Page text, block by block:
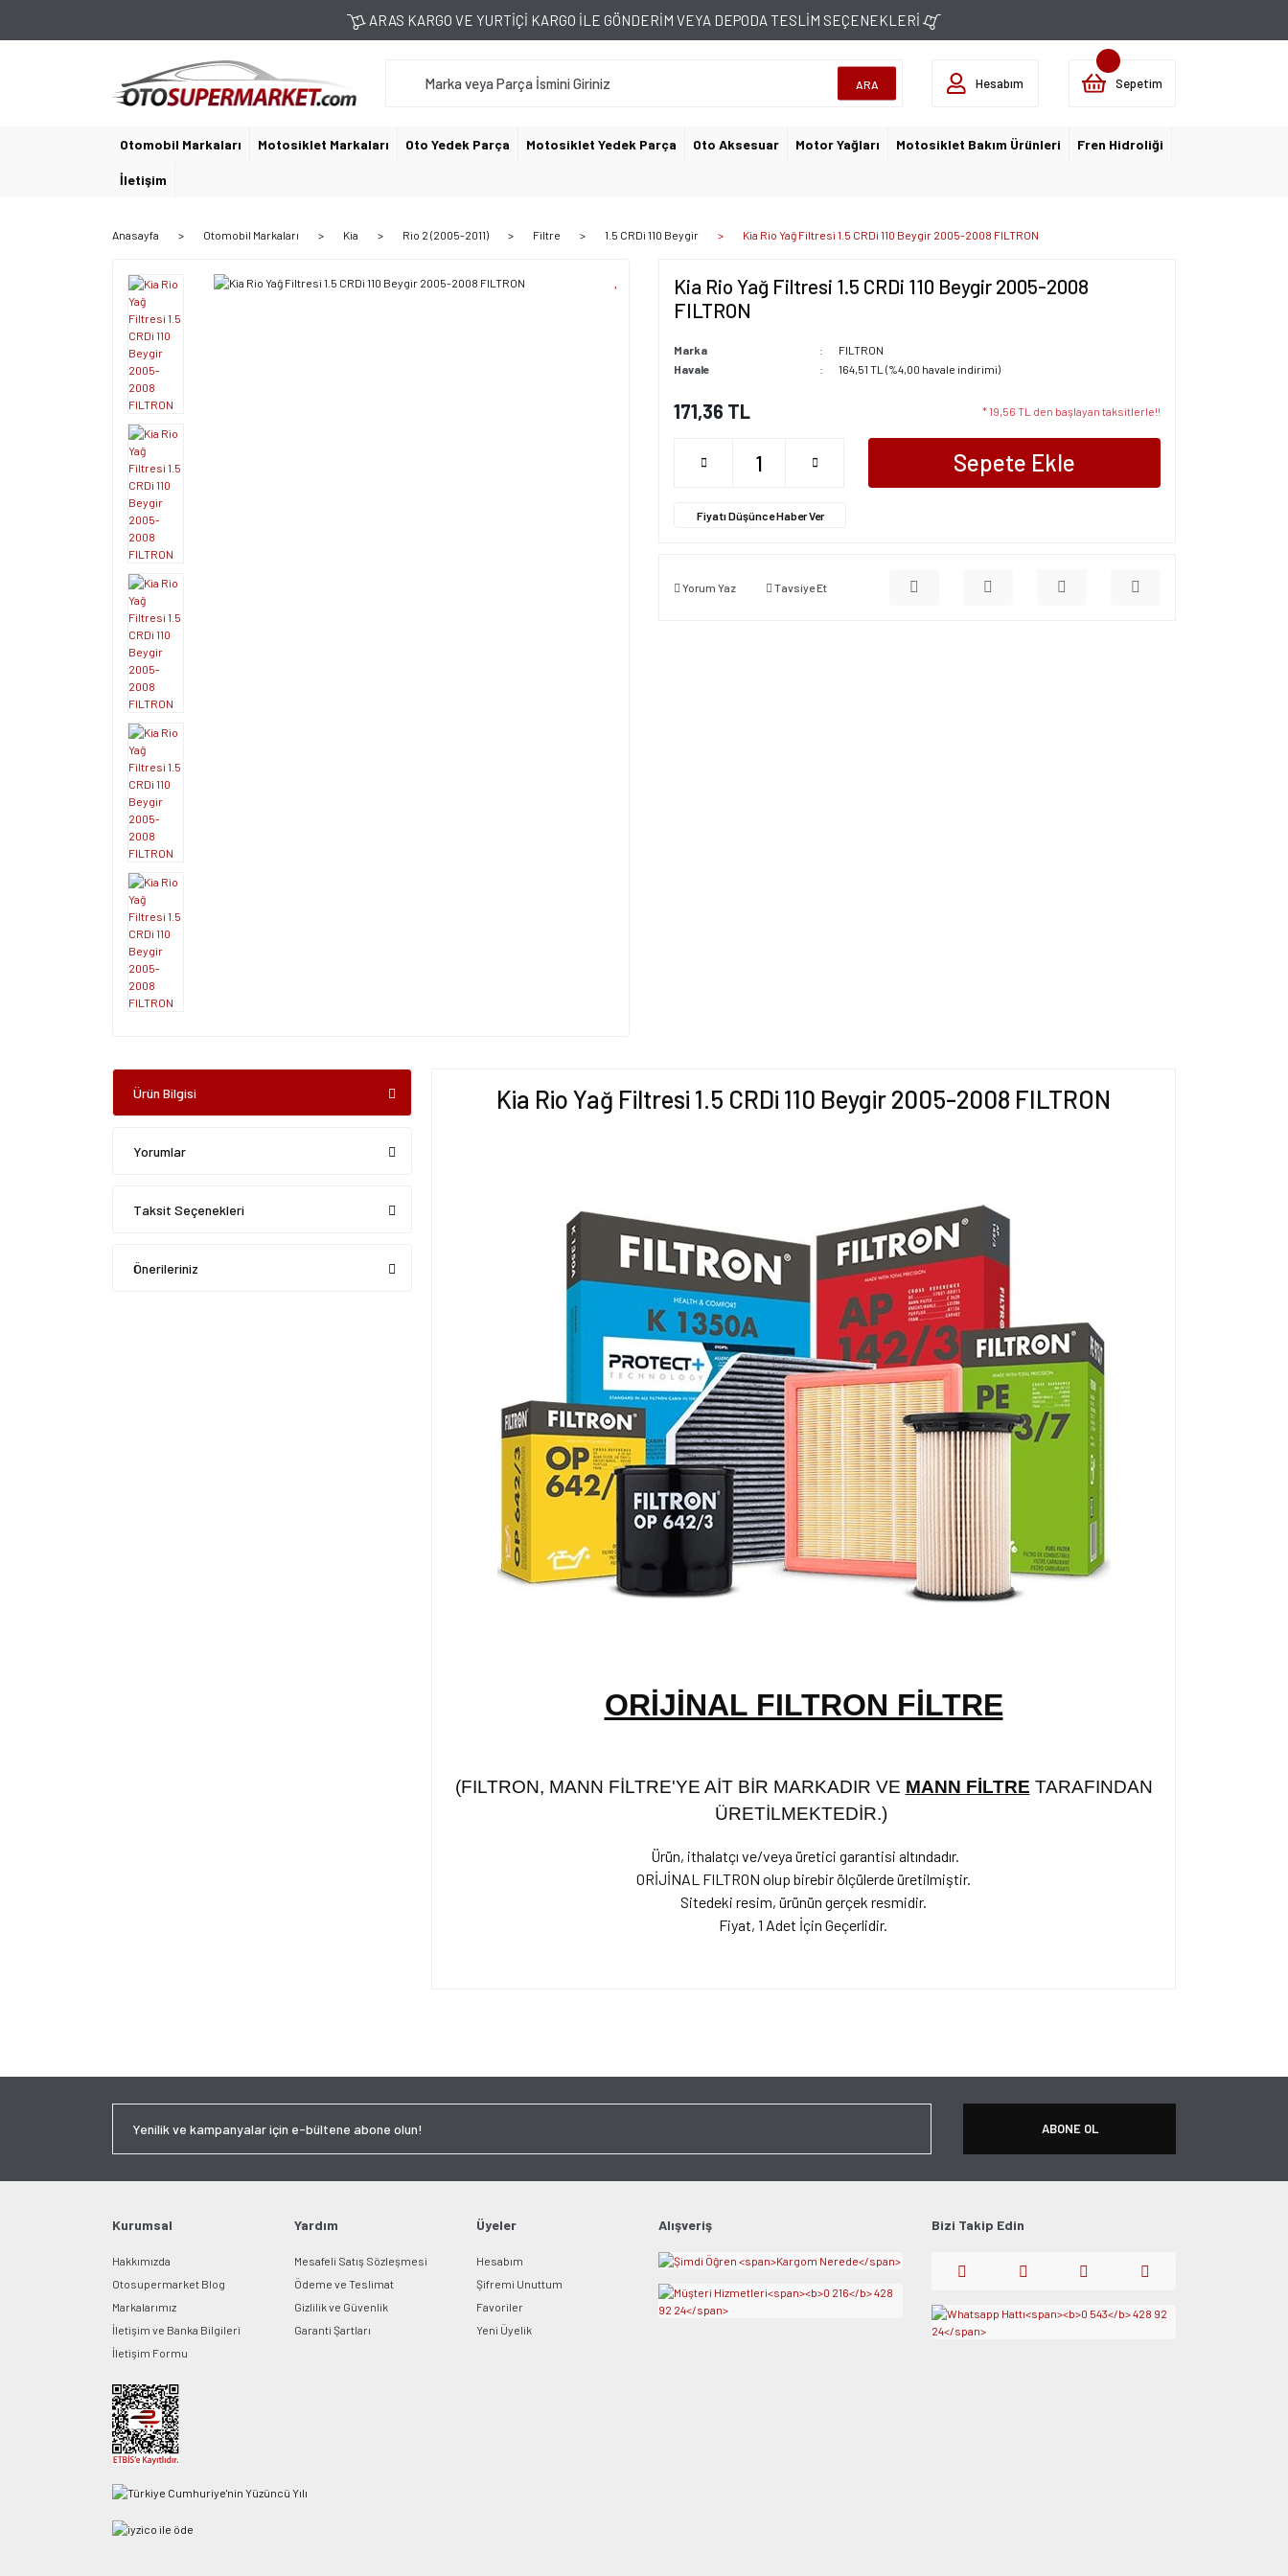
ARAS KARGO VE YURTİÇİ KARGO İLE GÖNDERİM VEYA DEPODA TESLİM SEÇENEKLERİ
ARA Hesabım Sepetim
Otomobil Markaları Motosiklet Markaları Oto Yedek Parça Motosiklet Yedek Parça Oto Aksesuar Motor Yağları Motosiklet Bakım Ürünleri Fren Hidroliği
İletişim
Anasayfa Otomobil Markaları Kia Rio 2 (2005-2011) Filtre 1.5 CRDi 110 Beygir Kia Rio Yağ Filtresi 1.5 CRDi 110 Beygir 2005-2008 FILTRON
Kia Rio Yağ Filtresi 1.5 CRDi 110 Beygir 2005-2008
FILTRON
Marka
FILTRON
Havale
164,51 TL (%4,00 havale indirimi)
171,36 TL * 19,56 TL den başlayan taksitlerle!!
Sepete Ekle
Fiyatı Düşünce Haber Ver
Yorum Yaz Tavsiye Et
Ürün Bilgisi
Yorumlar
Taksit Seçenekleri
Önerileriniz
Kia Rio Yağ Filtresi 1.5 CRDi 110 Beygir 2005-2008 FILTRON
ORİJİNAL FILTRON FİLTRE
(FILTRON, MANN FİLTRE'YE AİT BİR MARKADIR VE MANN FİLTRE TARAFINDAN
ÜRETİLMEKTEDİR.)
Ürün, ithalatçı ve/veya üretici garantisi altındadır.
ORİJİNAL FILTRON olup birebir ölçülerde üretilmiştir.
Sitedeki resim, ürünün gerçek resmidir.
Fiyat, 1 Adet İçin Geçerlidir.
ABONE OL
Kurumsal
Hakkımızda
Otosupermarket Blog
Markalarımız
İletişim ve Banka Bilgileri
İletişim Formu
Yardım
Mesafeli Satış Sözleşmesi
Ödeme ve Teslimat
Gizlilik ve Güvenlik
Garanti Şartları
Üyeler
Hesabım
Şifremi Unuttum
Favoriler
Yeni Üyelik
Alışveriş Bizi Takip Edin